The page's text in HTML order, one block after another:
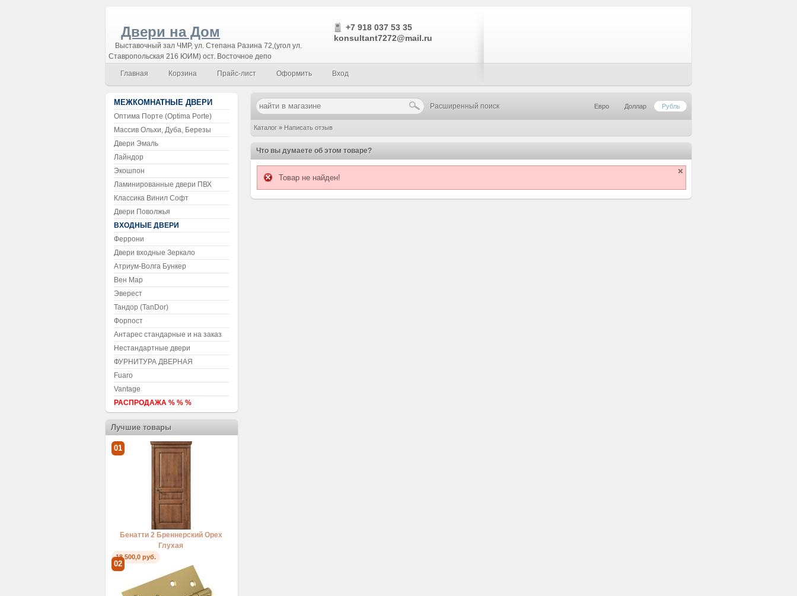
Двери на Дом
Выставочный зал ЧМР, ул. Степана Разина 72,(угол ул.
Ставропольская 216 ЮИМ) ост. Восточное депо
+7 918 037 53 35
konsultant7272@mail.ru
Главная Корзина Прайс-лист Оформить Вход
Расширенный поиск Евро Доллар Рубль
Каталог » Написать отзыв
Что вы думаете об этом товаре?
Товар не найден!
МЕЖКОМНАТНЫЕ ДВЕРИ
Оптима Порте (Optima Porte)
Массив Ольхи, Дуба, Березы
Двери Эмаль
Лайндор
Экошпон
Ламинированные двери ПВХ
Классика Винил Софт
Двери Поволжья
ВХОДНЫЕ ДВЕРИ
Феррони
Двери входные Зеркало
Атриум-Волга Бункер
Вен Мар
Эверест
Тандор (TanDor)
Форпост
Антарес стандарные и на заказ
Нестандартные двери
ФУРНИТУРА ДВЕРНАЯ
Fuaro
Vantage
РАСПРОДАЖА % % %
Лучшие товары
01
Бенатти 2 Бреннерский Орех
Глухая
18.500,0 руб.
02